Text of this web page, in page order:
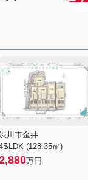
川市金井
(128.35㎡)
万円